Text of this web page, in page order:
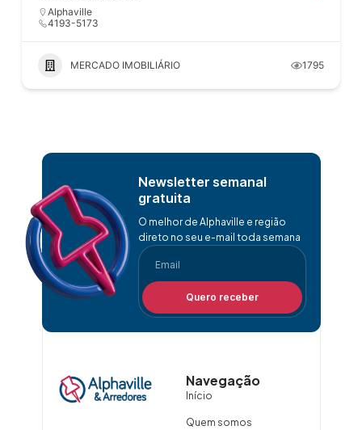
Alphaville
4193-5173
MERCADO IMOBILIÁRIO 1795
Newsletter semanal
gratuita
O melhor de Alphaville e região
direto no seu e-mail toda semana
Quero receber
Navegação
Início
Quem somos